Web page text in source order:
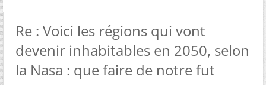
Re : Voici les régions qui vont
devenir inhabitables en 2050, selon
la Nasa : que faire de notre fut